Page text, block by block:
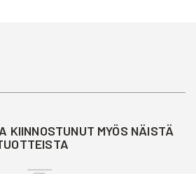
KIINNOSTUNUT MYÖS NÄISTÄ